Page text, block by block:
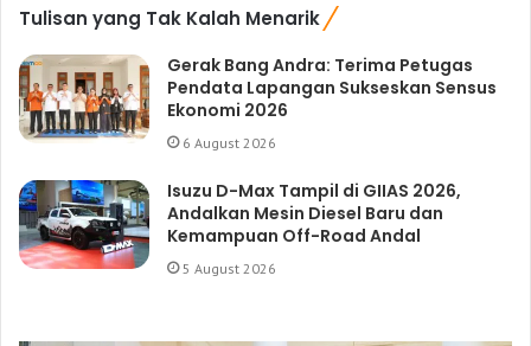
Tulisan yang Tak Kalah Menarik
Gerak Bang Andra: Terima Petugas
Pendata Lapangan Sukseskan Sensus
Ekonomi 2026
6 August 2026
Isuzu D-Max Tampil di GIIAS 2026,
Andalkan Mesin Diesel Baru dan
Kemampuan Off-Road Andal
5 August 2026